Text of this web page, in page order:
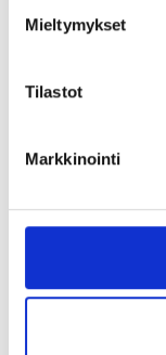
Mieltymykset
Tilastot
Markkinointi
+
"Loistava
"Hyviä